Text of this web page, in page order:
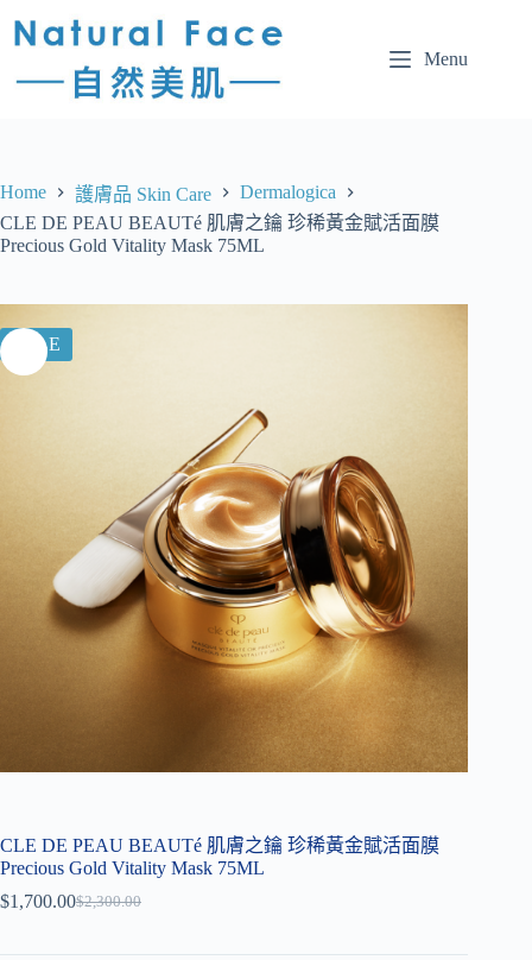
Menu
Home 護膚品 Skin Care
Dermalogica
CLE DE PEAU BEAUTé 肌膚之鑰 珍稀黃金賦活面膜
Precious Gold Vitality Mask 75ML
SALE
CLE DE PEAU BEAUTé 肌膚之鑰 珍稀黃金賦活面膜
Precious Gold Vitality Mask 75ML
$2,300.00
$1,700.00